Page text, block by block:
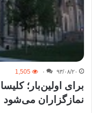
۹۳/۰۸/۲۰ ۰ 1,505
برای اولین‌بار؛
نمازگزاران می‌شود